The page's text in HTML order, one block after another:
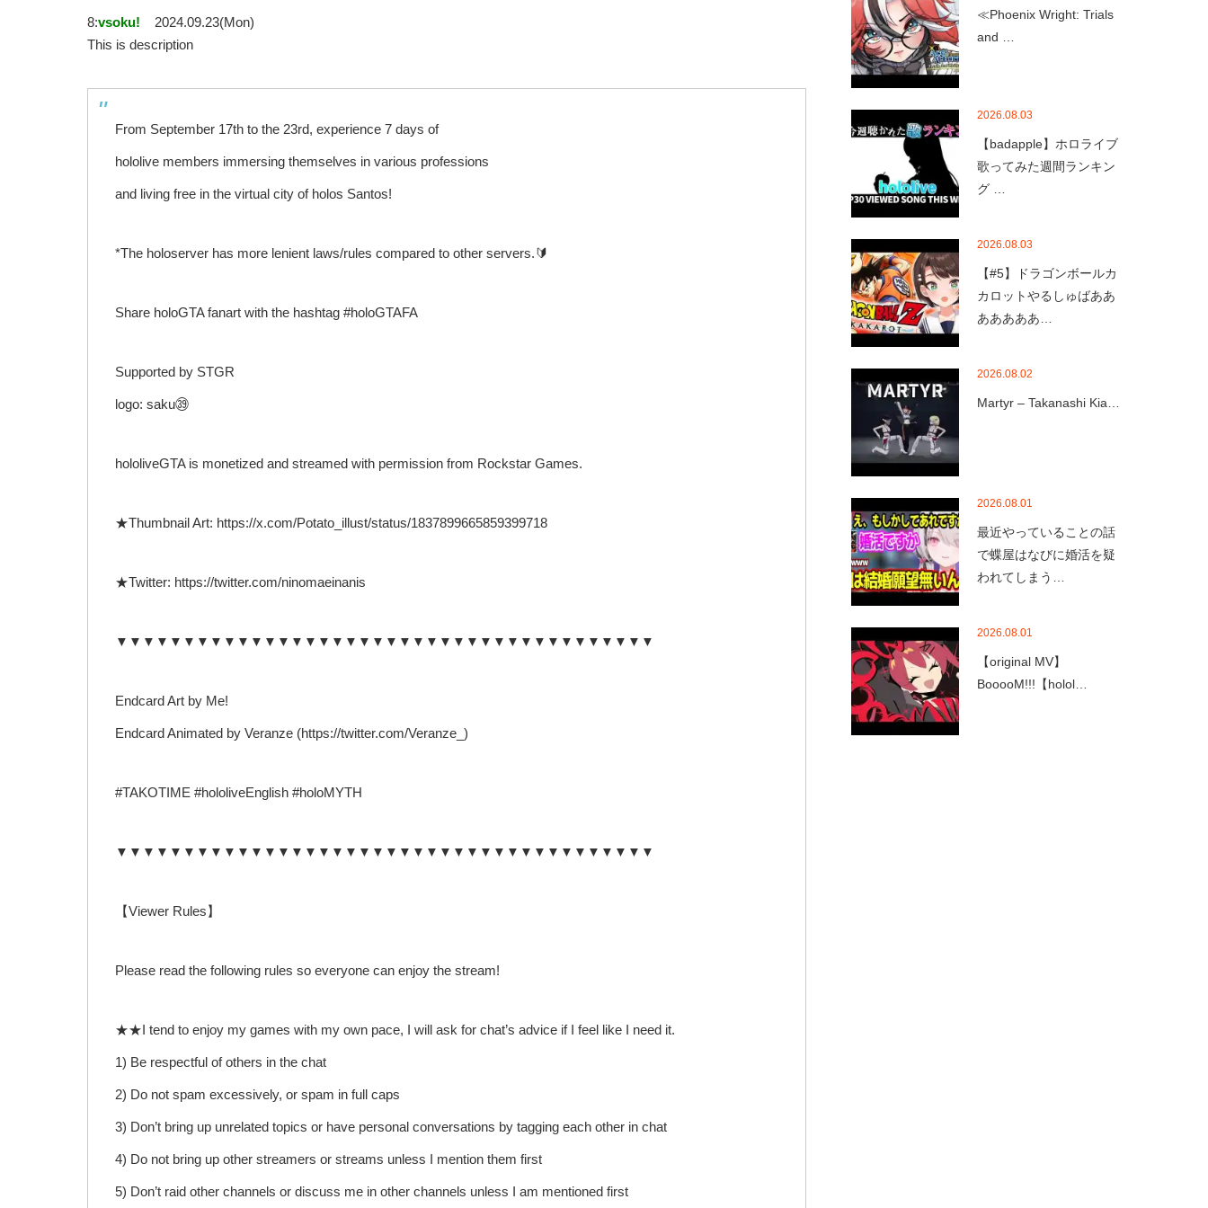
8:vsoku!
2024.09.23(Mon)
This is description
From September 17th to the 23rd, experience 7 days of
hololive members immersing themselves in various professions
and living free in the virtual city of holos Santos!
*The holoserver has more lenient laws/rules compared to other servers.🔰
Share holoGTA fanart with the hashtag #holoGTAFA
Supported by STGR
logo: saku㊴
hololiveGTA is monetized and streamed with permission from Rockstar Games.
★Thumbnail Art: https://x.com/Potato_illust/status/1837899665859399718
★Twitter: https://twitter.com/ninomaeinanis
▼▼▼▼▼▼▼▼▼▼▼▼▼▼▼▼▼▼▼▼▼▼▼▼▼▼▼▼▼▼▼▼▼▼▼▼▼▼▼▼
Endcard Art by Me!
Endcard Animated by Veranze (https://twitter.com/Veranze_)
#TAKOTIME #hololiveEnglish #holoMYTH
▼▼▼▼▼▼▼▼▼▼▼▼▼▼▼▼▼▼▼▼▼▼▼▼▼▼▼▼▼▼▼▼▼▼▼▼▼▼▼▼
【Viewer Rules】
Please read the following rules so everyone can enjoy the stream!
★★I tend to enjoy my games with my own pace, I will ask for chat’s advice if I feel like I need it.
1) Be respectful of others in the chat
2) Do not spam excessively, or spam in full caps
3) Don’t bring up unrelated topics or have personal conversations by tagging each other in chat
4) Do not bring up other streamers or streams unless I mention them first
5) Don’t raid other channels or discuss me in other channels unless I am mentioned first
≪Phoenix Wright: Trials
and …
2026.08.03
【badapple】ホロライブ
歌ってみた週間ランキン
グ …
2026.08.03
【#5】ドラゴンボールカ
カロットやるしゅばああ
あああああ…
2026.08.02
Martyr – Takanashi Kia…
2026.08.01
最近やっていることの話
で蝶屋はなびに婚活を疑
われてしまう…
2026.08.01
【original MV】
BooooM!!!【holol…